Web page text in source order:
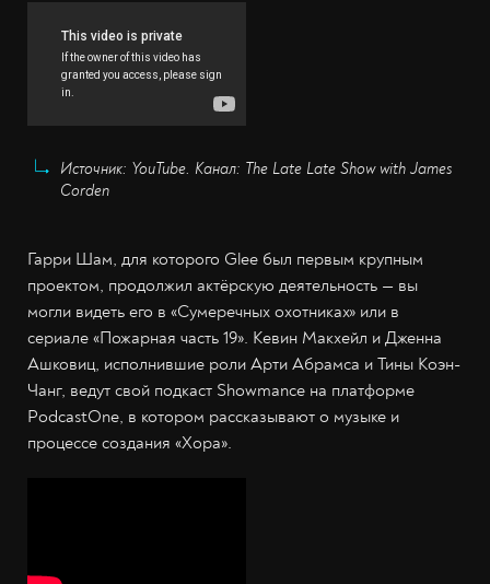
Источник: YouTube. Канал: The Late Late Show with James
Corden
Гарри Шам, для которого Glee был первым крупным
проектом, продолжил актёрскую деятельность — вы
могли видеть его в «Сумеречных охотниках» или в
сериале «Пожарная часть 19». Кевин Макхейл и Дженна
Ашковиц, исполнившие роли Арти Абрамса и Тины Коэн-
Чанг, ведут свой подкаст Showmance на платформе
PodcastOne, в котором рассказывают о музыке и
процессе создания «Хора».